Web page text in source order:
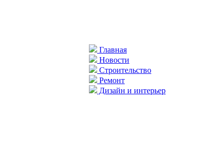
Главная
Новости
Строительство
Ремонт
Дизайн и интерьер